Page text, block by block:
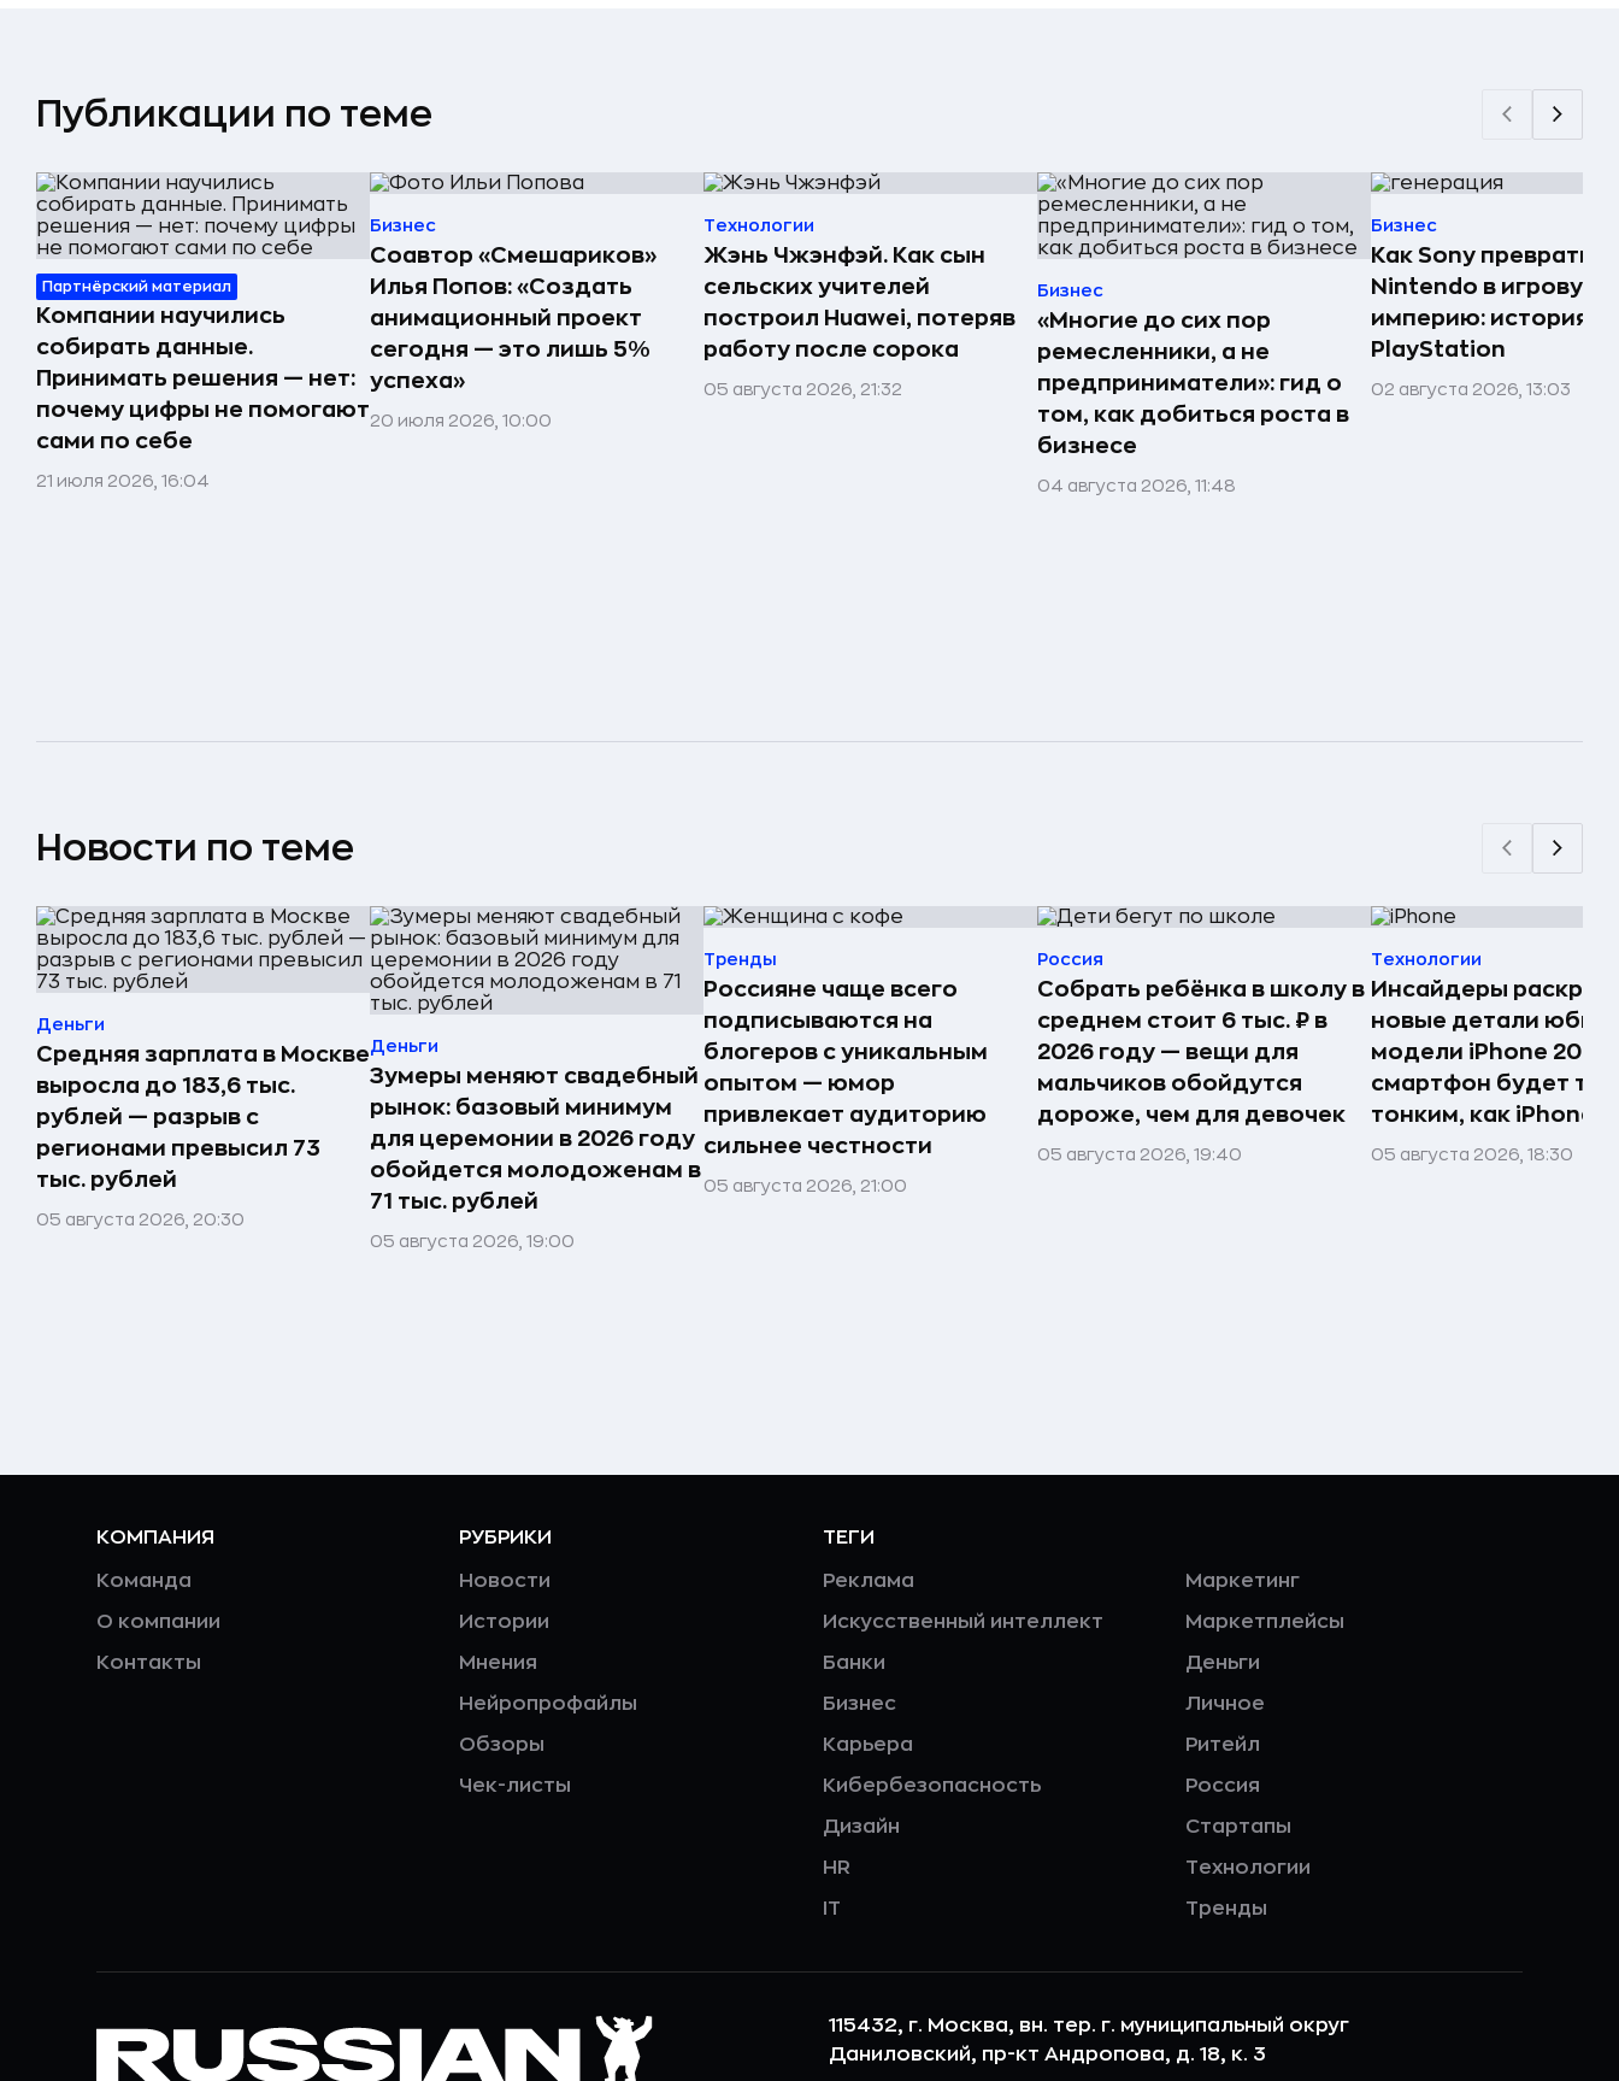
Публикации по теме
Партнёрский материал
Компании научились
собирать данные.
Принимать решения — нет:
почему цифры не помогают
сами по себе
21 июля 2026, 16:04
Бизнес
Соавтор «Смешариков»
Илья Попов: «Создать
анимационный проект
сегодня — это лишь 5%
успеха»
20 июля 2026, 10:00
Технологии
Жэнь Чжэнфэй. Как сын
сельских учителей
построил Huawei, потеряв
работу после сорока
05 августа 2026, 21:32
Бизнес
«Многие до сих пор
ремесленники, а не
предприниматели»: гид о
том, как добиться роста в
бизнесе
04 августа 2026, 11:48
Бизнес
Как Sony
Nintendo в игровую
империю: история
PlayStation
02 августа 2026, 13:03
Новости по теме
Деньги
Средняя зарплата в Москве
выросла до 183,6 тыс.
рублей — разрыв с
регионами превысил 73
тыс. рублей
05 августа 2026, 20:30
Деньги
Зумеры меняют свадебный
рынок: базовый минимум
для церемонии в 2026 году
обойдется молодоженам в
71 тыс. рублей
05 августа 2026, 19:00
Тренды
Россияне чаще всего
подписываются на
блогеров с уникальным
опытом — юмор
привлекает аудиторию
сильнее честности
05 августа 2026, 21:00
Россия
Собрать ребёнка в школу в
среднем стоит 6 тыс. ₽ в
2026 году — вещи для
мальчиков обойдутся
дороже, чем для девочек
05 августа 2026, 19:40
Технологии
Инсайдеры
новые детали
модели iPhone 20 —
смартфон будет
тонким, как iPhone
05 августа 2026, 18:30
КОМПАНИЯ
Команда
О компании
Контакты
РУБРИКИ
Новости
Истории
Мнения
Нейропрофайлы
Обзоры
Чек-листы
ТЕГИ
Реклама
Искусственный интеллект
Банки
Бизнес
Карьера
Кибербезопасность
Дизайн
HR
IT
Маркетинг
Маркетплейсы
Деньги
Личное
Ритейл
Россия
Стартапы
Технологии
Тренды
115432, г. Москва, вн. тер. г. муниципальный округ
Даниловский, пр-кт Андропова, д. 18, к. 3